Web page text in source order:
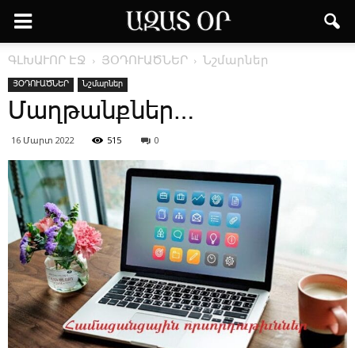
ԳԼԽԱՒՈՐ ԷՋ ՅՕԴՈՒԱԾՆԵՐ Նշմարներ
ՅՕԴՈՒԱԾՆԵՐ Նշմարներ
­Մաղ­թանք­ներ…
16 Մարտ 2022 515 0